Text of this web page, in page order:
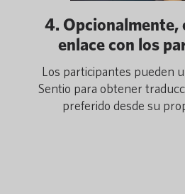
4. Opcionalmente,
enlace con los
Los participantes pueden
Sentio para obtener
preferido desde su